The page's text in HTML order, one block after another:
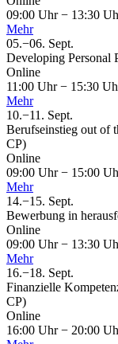
09:00 Uhr− 13:30
Mehr
05.−06. Sept.
Developing Personal
Online
11:00 Uhr− 15:30
Mehr
10.−11. Sept.
Berufseinstieg out of
CP)
Online
09:00 Uhr− 15:00
Mehr
14.−15. Sept.
Bewerbung in
Online
09:00 Uhr− 13:30
Mehr
16.−18. Sept.
Finanzielle
CP)
Online
16:00 Uhr− 20:00